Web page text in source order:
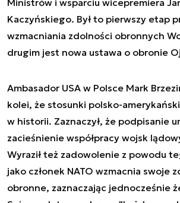
Ministrów i wsparciu wicepremiera
Kaczyńskiego. Był to pierwszy etap
wzmacniania zdolności obronnych
drugim jest nowa ustawa o obronie
Ambasador USA w Polsce Mark
kolei, że stosunki polsko-
w historii. Zaznaczył, że podpisanie
zacieśnienie współpracy wojsk
Wyraził też zadowolenie z powodu
jako członek NATO wzmacnia swoje
obronne, zaznaczając jednocześnie